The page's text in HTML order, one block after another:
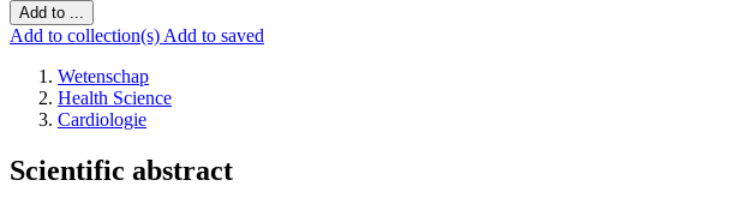
Add to ...
Add to collection(s) Add to saved
Wetenschap
Health Science
Cardiologie
Scientific abstract